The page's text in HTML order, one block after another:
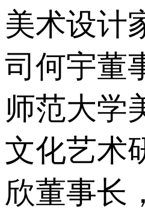
美术设计
司何宇董
师范大学
文化艺术
欣董事长